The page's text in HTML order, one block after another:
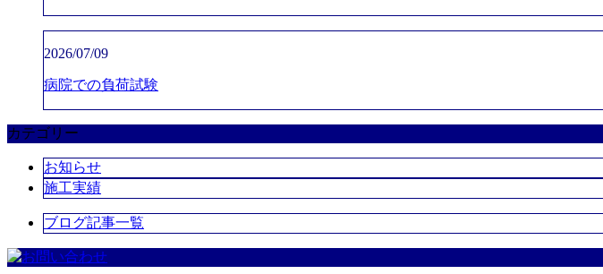
2026/07/09
病院での負荷試験
カテゴリー
お知らせ
施工実績
ブログ記事一覧